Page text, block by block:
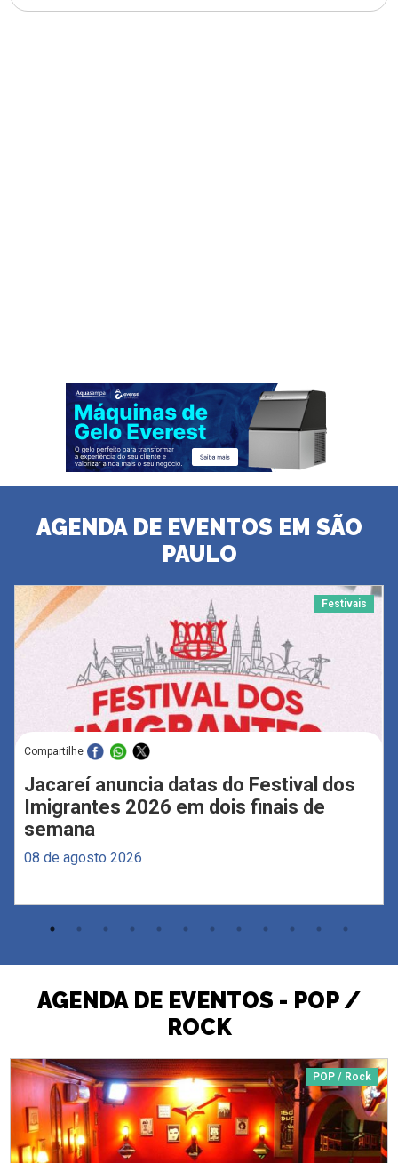
AGENDA DE EVENTOS EM SÃO
PAULO
Festivais
Compartilhe
Jacareí anuncia datas do Festival dos
Imigrantes 2026 em dois finais de
semana
08 de agosto 2026
AGENDA DE EVENTOS - POP /
ROCK
POP / Rock